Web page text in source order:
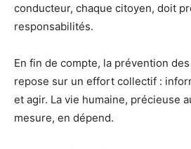
conducteur, chaque citoyen, doit
responsabilités.
En fin de compte, la prévention
repose sur un effort collectif :
et agir. La vie humaine, précieuse
mesure, en dépend.